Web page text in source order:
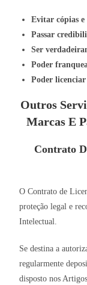
Evitar cópias
Passar
Ser
Poder
Poder
Outros
Marcas E
Contrato
O Contrato de
proteção legal e
Intelectual.
Se destina a
regularmente
disposto nos